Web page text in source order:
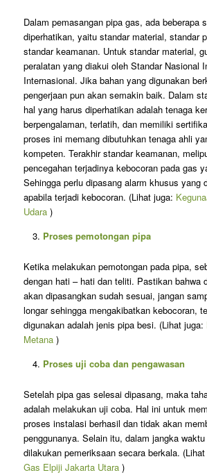
Dalam pemasangan pipa gas, ada beberapa
diperhatikan, yaitu standar material, standar
standar keamanan. Untuk standar material,
peralatan yang diakui oleh Standar Nasional
Internasional. Jika bahan yang digunakan
pengerjaan pun akan semakin baik. Dalam
hal yang harus diperhatikan adalah tenaga
berpengalaman, terlatih, dan memiliki
proses ini memang dibutuhkan tenaga ahli
kompeten. Terakhir standar keamanan,
pencegahan terjadinya kebocoran pada gas
Sehingga perlu dipasang alarm khusus yang
apabila terjadi kebocoran. (Lihat juga:
Udara)
Proses pemotongan pipa
Ketika melakukan pemotongan pada pipa,
dengan hati – hati dan teliti. Pastikan bahwa
akan dipasangkan sudah sesuai, jangan
longar sehingga mengakibatkan kebocoran,
digunakan adalah jenis pipa besi. (Lihat juga:
Metana)
Proses uji coba dan pengawasan
Setelah pipa gas selesai dipasang, maka
adalah melakukan uji coba. Hal ini untuk
proses instalasi berhasil dan tidak akan
penggunanya. Selain itu, dalam jangka
dilakukan pemeriksaan secara berkala. (Lihat
Gas Elpiji Jakarta Utara)